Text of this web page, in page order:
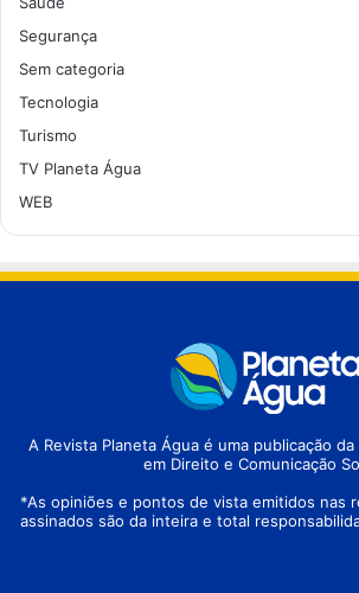
Segurança
Sem categoria
Tecnologia
Turismo
TV Planeta Água
WEB
A Revista Planeta Água é uma publicação
em Direito e Comunicação
*As opiniões e pontos de vista emitidos nas
assinados são da inteira e total